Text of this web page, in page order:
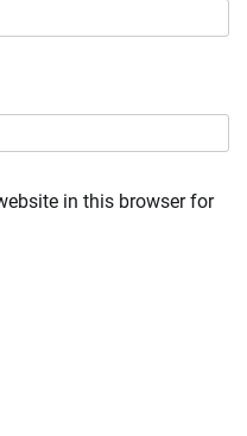
in this browser for